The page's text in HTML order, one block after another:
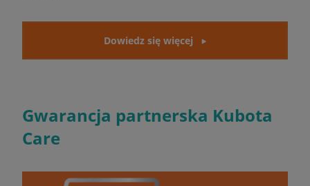
Dowiedz się więcej
Gwarancja partnerska Kubota
Care